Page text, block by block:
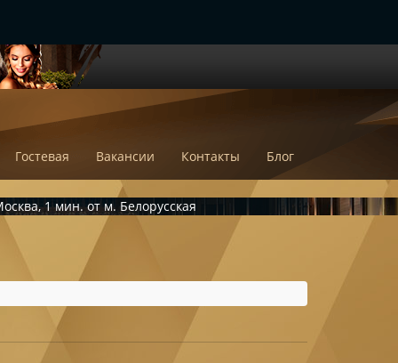
Гостевая Вакансии Контакты Блог
1 мин. от м. Белорусская